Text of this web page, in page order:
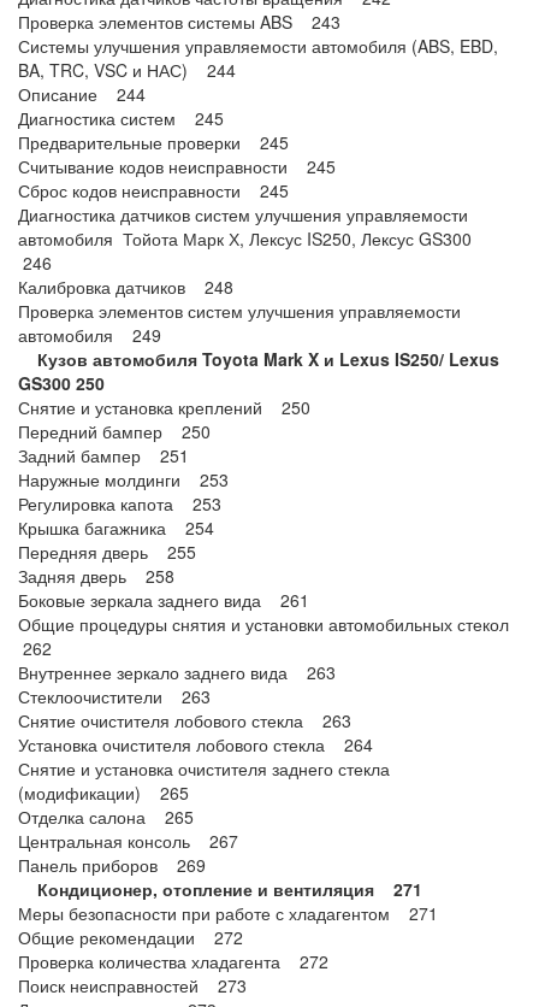
Проверка элементов системы ABS 243
Системы улучшения управляемости автомобиля (ABS, EBD,
BA, TRC, VSC и НАС) 244
Описание 244
Диагностика систем 245
Предварительные проверки 245
Считывание кодов неисправности 245
Сброс кодов неисправности 245
Диагностика датчиков систем улучшения управляемости
автомобиля Тойота Марк Х, Лексус IS250, Лексус GS300
246
Калибровка датчиков 248
Проверка элементов систем улучшения управляемости
автомобиля 249
Кузов автомобиля Toyota Mark X и Lexus IS250/ Lexus
GS300 250
Снятие и установка креплений 250
Передний бампер 250
Задний бампер 251
Наружные молдинги 253
Регулировка капота 253
Крышка багажника 254
Передняя дверь 255
Задняя дверь 258
Боковые зеркала заднего вида 261
Общие процедуры снятия и установки автомобильных стекол
262
Внутреннее зеркало заднего вида 263
Стеклоочистители 263
Снятие очистителя лобового стекла 263
Установка очистителя лобового стекла 264
Снятие и установка очистителя заднего стекла
(модификации) 265
Отделка салона 265
Центральная консоль 267
Панель приборов 269
Кондиционер, отопление и вентиляция 271
Меры безопасности при работе с хладагентом 271
Общие рекомендации 272
Проверка количества хладагента 272
Поиск неисправностей 273